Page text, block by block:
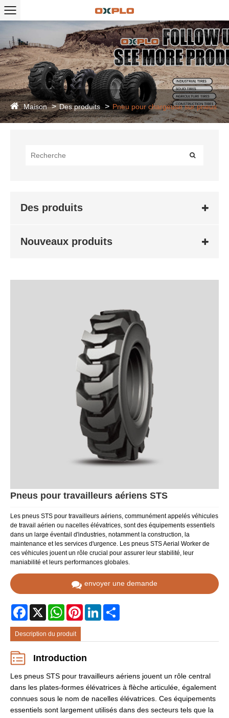
Maison Des produits Pneu pour chargeuse sur pneus
Des produits
Nouveaux produits
Pneus pour travailleurs aériens STS
Les pneus STS pour travailleurs aériens, communément appelés véhicules
de travail aérien ou nacelles élévatrices, sont des équipements essentiels
dans un large éventail d'industries, notamment la construction, la
maintenance et les services d'urgence. Les pneus STS Aerial Worker de
ces véhicules jouent un rôle crucial pour assurer leur stabilité, leur
maniabilité et leurs performances globales.
envoyer une demande
Facebook
X WhatsAppPinterestLinkedIn
Description du produit
Introduction
Les pneus STS pour travailleurs aériens jouent un rôle central
dans les plates-formes élévatrices à flèche articulée, également
connues sous le nom de nacelles élévatrices. Ces équipements
essentiels sont largement utilisés dans des secteurs tels que la